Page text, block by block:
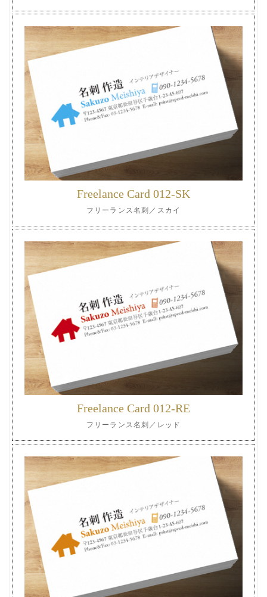
Freelance Card 012-SK
フリーランス名刺／スカイ
Freelance Card 012-RE
フリーランス名刺／レッド